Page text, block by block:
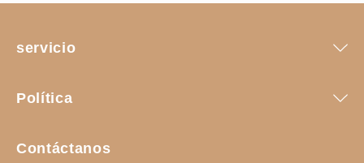
servicio
Política
Contáctanos